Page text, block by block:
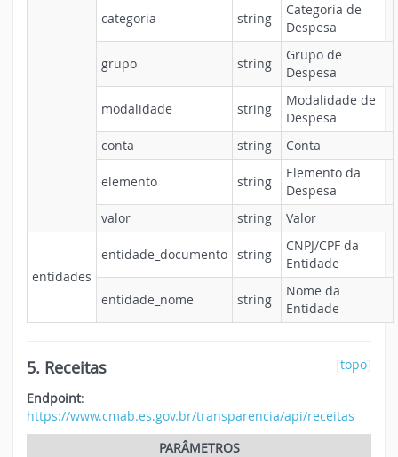
categoria string
Categoria de
Despesa
grupo string
Grupo de
Despesa
modalidade string
Modalidade de
Despesa
conta
string Conta
elemento string
Elemento da
Despesa
valor
string Valor
entidades
entidade_documento string
CNPJ/CPF da
Entidade
entidade_nome string
Nome da
Entidade
5. Receitas [topo]
Endpoint:
https://www.cmab.es.gov.br/transparencia/api/receitas
PARÂMETROS